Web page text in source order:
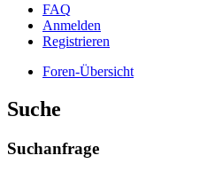
FAQ
Anmelden
Registrieren
Foren-Übersicht
Suche
Suchanfrage